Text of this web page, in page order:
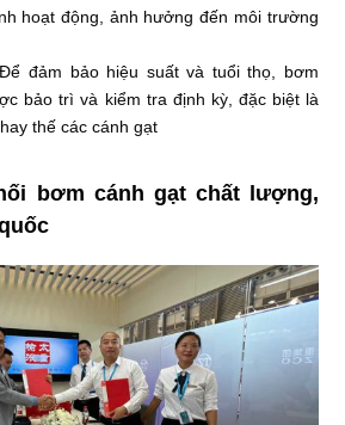
hoạt động, ảnh hưởng đến môi trường
đảm bảo hiệu suất và tuổi thọ, bơm
bảo trì và kiểm tra định kỳ, đặc biệt là
thế các cánh gạt
bơm cánh gạt chất lượng,